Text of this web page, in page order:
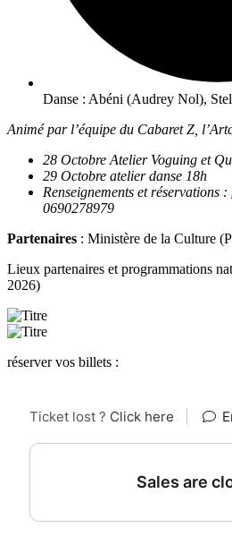
Danse : Abéni (Audrey Nol),
Animé par l’équipe du Cabaret Z,
28 Octobre Atelier Voguing et
29 Octobre atelier danse 18h
Renseignements et réservations :
0690278979
Partenaires : Ministère de la Culture
Lieux partenaires et programmations
2026)
réserver vos billets :